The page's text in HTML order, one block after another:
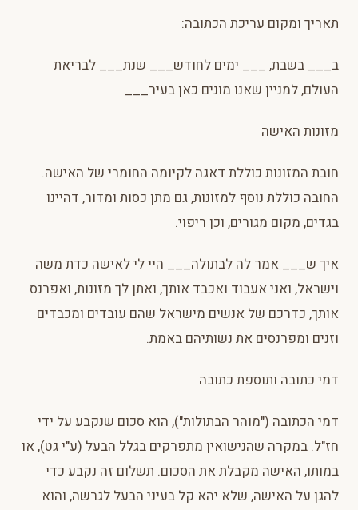
תאריך ומקום עריכת הכתובה:
ב___ בשבת, ___ ימים לחודש___ שנת___ לבריאת
העולם, למניין שאנו מונים כאן בעיר___
מזונות האישה
חובת המזונות כוללת דאגה לקיומה החומרי של האישה.
החובה כוללת נוסף למזונות, גם מתן כסות ומדור, דהיינו
בגדים, מקום מגורים, וכן ריפוי.
איך ש___ אמר לה לבתולה___ היי לי לאישה כדת משה
וישראל, ואני אעבוד ואכבד אותך, ואתן לך מזונות, ואפרנס
אותך, כדרכם של אנשים מישראל שהם עובדים ומכבדים
וזנים ומפרנסים את נשותיהם באמת.
דמי כתובה ותוספת כתובה
דמי הכתובה ("מוהר הבתולות"), הוא סכום שנקבע על ידי
חז"ל. במקרה שהנישואין מתפרקים בגלל הבעל (ע"י גט), או
במותו, האישה מקבלת את הסכום. תשלום זה נקבע כדי
להגן על האישה, שלא יהא קל בעיני הבעל לגרשה, והוא